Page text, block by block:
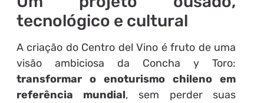
tecnológico e cultural
A criação do Centro del Vino é fruto de uma
visão ambiciosa da Concha y Toro:
transformar o enoturismo chileno em
referência mundial, sem perder suas